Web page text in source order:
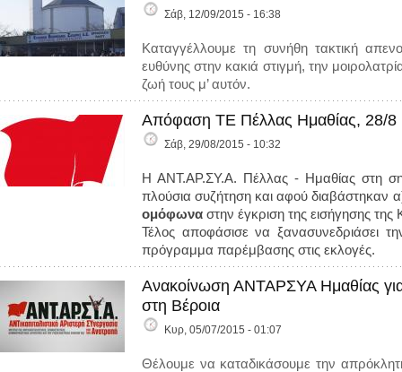
Σάβ, 12/09/2015 - 16:38
Καταγγέλλουμε τη συνήθη τακτική
ευθύνης στην κακιά στιγμή, την
ζωή τους μ’ αυτόν.
Απόφαση ΤΕ Πέλλας Ημαθίας, 28/8
Σάβ, 29/08/2015 - 10:32
Η ΑΝΤ.ΑΡ.ΣΥ.Α. Πέλλας - Ημαθίας στη
πλούσια συζήτηση και αφού
ομόφωνα στην έγκριση της εισήγησης
Τέλος αποφάσισε να ξανασυνεδριάσει
πρόγραμμα παρέμβασης στις εκλογές.
Ανακοίνωση ΑΝΤΑΡΣΥΑ Ημαθίας
στη Βέροια
Κυρ, 05/07/2015 - 01:07
Θέλουμε να καταδικάσουμε την